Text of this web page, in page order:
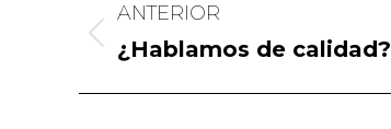
entre
ANTERIOR
Publicación
anterior:
¿Hablamos de calidad?